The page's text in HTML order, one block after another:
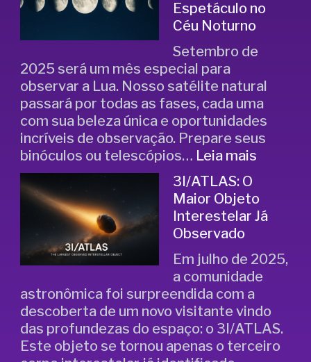
Espetáculo no
Céu Noturno
Setembro de
2025 será um mês especial para
observar a Lua. Nosso satélite natural
passará por todas as fases, cada uma
com sua beleza única e oportunidades
incríveis de observação. Prepare seus
binóculos ou telescópios… Leia mais
3I/ATLAS: O
Maior Objeto
Interestelar Já
Observado
Em julho de 2025,
a comunidade
astronômica foi surpreendida com a
descoberta de um novo visitante vindo
das profundezas do espaço: o 3I/ATLAS.
Este objeto se tornou apenas o terceiro